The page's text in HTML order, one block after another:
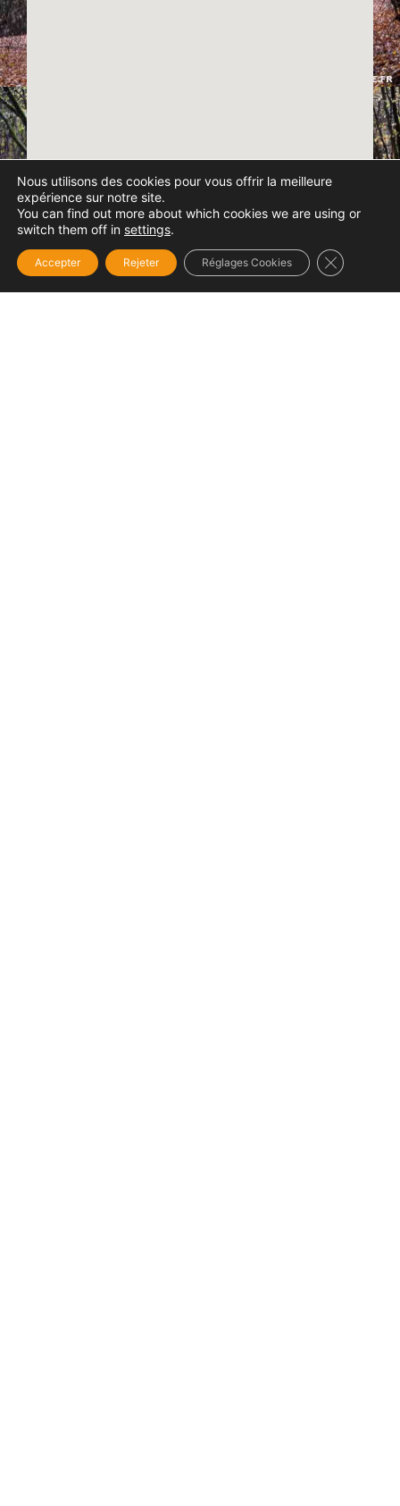
Nous utilisons des cookies pour vous offrir la meilleure
expérience sur notre site.
You can find out more about which cookies we are using or
switch them off in settings.
Accepter Rejeter Réglages Cookies Fermer la